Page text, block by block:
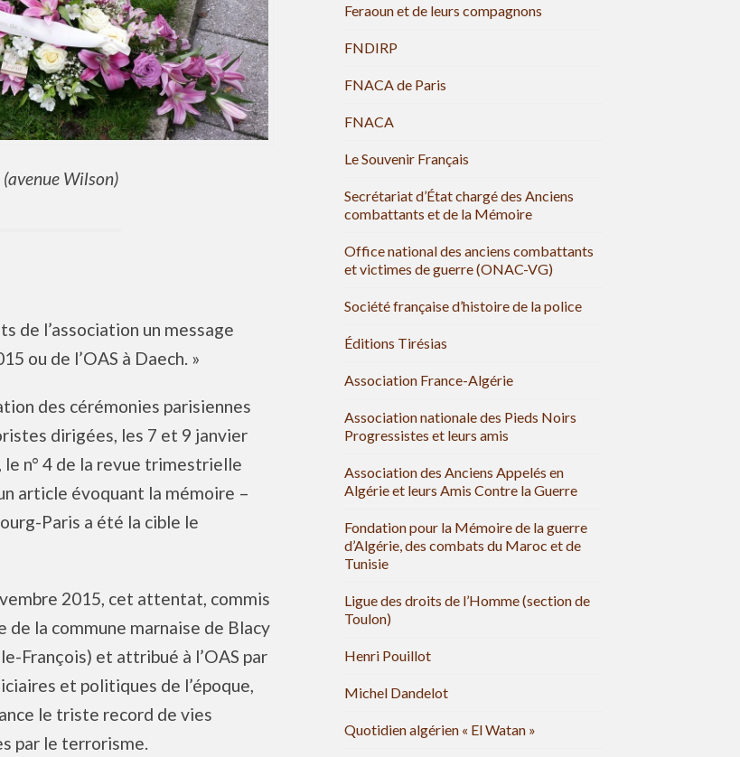
Wilson)
de l’association un message
ou de l’OAS à Daech. »
des cérémonies parisiennes
dirigées, les 7 et 9 janvier
le n° 4 de la revue trimestrielle
article évoquant la mémoire –
Paris a été la cible le
2015, cet attentat, commis
la commune marnaise de Blacy
François) et attribué à l’OAS par
et politiques de l’époque,
le triste record de vies
par le terrorisme.
Feraoun et de leurs compagnons
FNDIRP
FNACA de Paris
FNACA
Le Souvenir Français
Secrétariat d’État chargé des Anciens
combattants et de la Mémoire
Office national des anciens combattants
et victimes de guerre (ONAC-VG)
Société française d’histoire de la police
Éditions Tirésias
Association France-Algérie
Association nationale des Pieds Noirs
Progressistes et leurs amis
Association des Anciens Appelés en
Algérie et leurs Amis Contre la Guerre
Fondation pour la Mémoire de la guerre
d’Algérie, des combats du Maroc et de
Tunisie
Ligue des droits de l’Homme (section de
Toulon)
Henri Pouillot
Michel Dandelot
Quotidien algérien « El Watan »